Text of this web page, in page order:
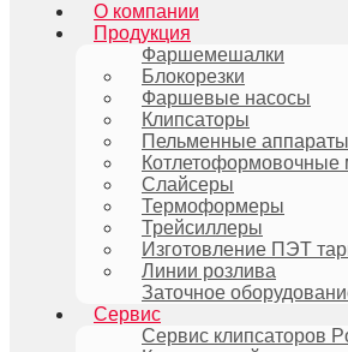
О компании
Продукция
Фаршемешалки
Блокорезки
Фаршевые насосы
Клипсаторы
Пельменные аппараты
Слайсеры
Термоформеры
Трейсиллеры
Изготовление ПЭТ
Линии розлива
Заточное
Сервис
Сервис клипсаторов